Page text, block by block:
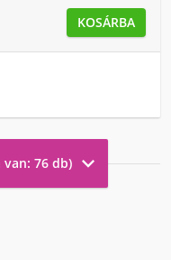
KOSÁRBA
76 db) 